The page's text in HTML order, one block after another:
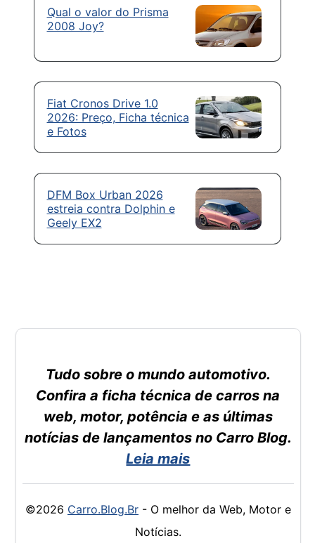
Qual o valor do Prisma
2008 Joy?
Fiat Cronos Drive 1.0
2026: Preço, Ficha técnica
e Fotos
DFM Box Urban 2026
estreia contra Dolphin e
Geely EX2
Tudo sobre o mundo automotivo.
Confira a ficha técnica de carros na
web, motor, potência e as últimas
notícias de lançamentos no Carro Blog.
Leia mais
©2026 Carro.Blog.Br- O melhor da Web, Motor e
Notícias.